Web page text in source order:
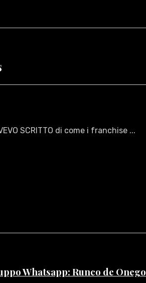
SCRITTO di come i franchise ...
Whatsapp: Runco de Onego